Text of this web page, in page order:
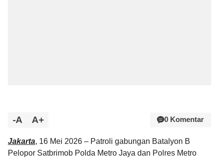
-A A+ 0 Komentar
Jakarta, 16 Mei 2026 – Patroli gabungan Batalyon B
Pelopor Satbrimob Polda Metro Jaya dan Polres Metro